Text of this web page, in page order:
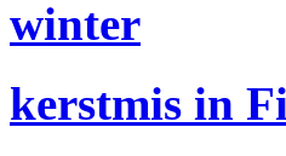
winter
kerstmis in